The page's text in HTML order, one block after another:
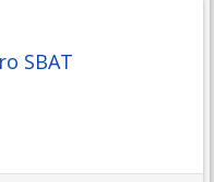
SBAT